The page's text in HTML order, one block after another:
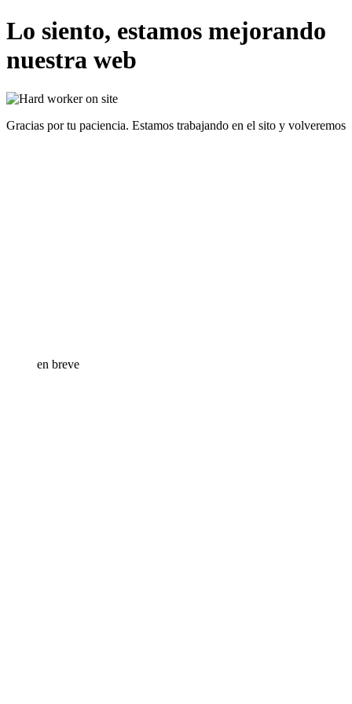
Lo siento, estamos mejorando
nuestra web
Gracias por tu paciencia. Estamos trabajando en el sito y volveremos
en breve